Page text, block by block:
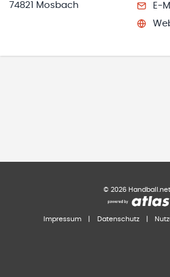
74821 Mosbach
E-
© 2026 Handball.net
Impressum Datenschutz